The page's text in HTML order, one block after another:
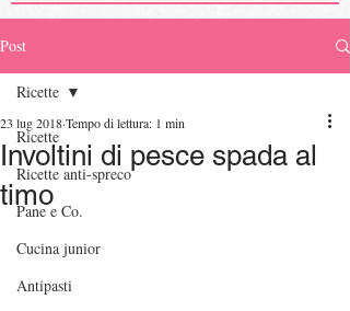
Post
Ricette
Ricette anti-spreco
Pane e Co.
Cucina junior
Antipasti
Ricette
Involtini di pesce spada al
timo
23 lug 2018Tempo di lettura: 1 min